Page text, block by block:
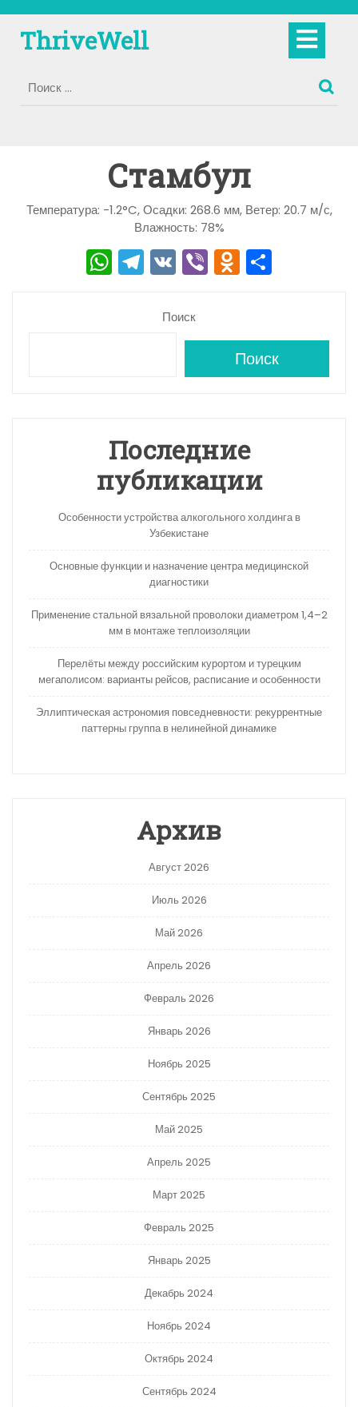
содержимому
ThriveWell
Стамбул
Температура: -1.2°C, Осадки: 268.6 мм, Ветер: 20.7 м/с,
Влажность: 78%
W
h
T
el
e
V
K
Vi
b
O
d
o
kl
a
s
ni
ki
а
в
и
Поиск
Поиск
Последние
публикации
Особенности устройства алкогольного холдинга в
Узбекистане
Основные функции и назначение центра медицинской
диагностики
Применение стальной вязальной проволоки диаметром 1,4–2
мм в монтаже теплоизоляции
Перелёты между российским курортом и турецким
мегаполисом: варианты рейсов, расписание и особенности
Эллиптическая астрономия повседневности: рекуррентные
паттерны группа в нелинейной динамике
Архив
Август 2026
Июль 2026
Май 2026
Апрель 2026
Февраль 2026
Январь 2026
Ноябрь 2025
Сентябрь 2025
Май 2025
Апрель 2025
Март 2025
Февраль 2025
Январь 2025
Декабрь 2024
Ноябрь 2024
Октябрь 2024
Сентябрь 2024